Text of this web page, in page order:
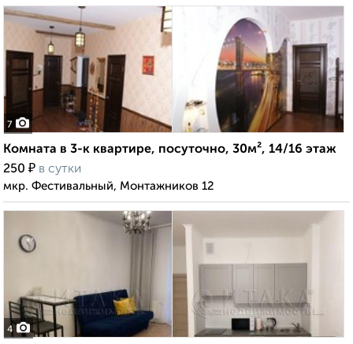
7
Комната в 3-к квартире, посуточно, 30м², 14/16 этаж
250 ₽ в сутки
мкр. Фестивальный, Монтажников 12
4